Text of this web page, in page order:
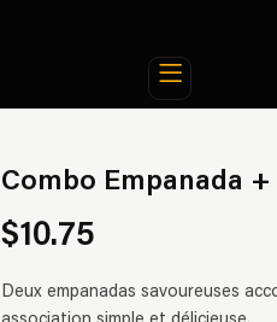
Combo Empanada
$10.75
Deux empanadas savoureuses